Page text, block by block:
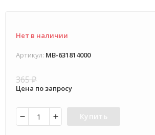
Нет в наличии
Артикул: MB-631814000
365₽
Цена по запросу
Купить